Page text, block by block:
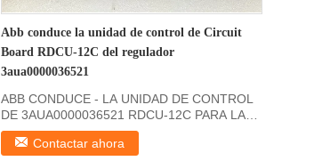
Abb conduce la unidad de control de Circuit
Board RDCU-12C del regulador
3aua0000036521
ABB CONDUCE - LA UNIDAD DE CONTROL
DE 3AUA0000036521 RDCU-12C PARA LAS
IMPULSIONES DE ABB ACS800 ...
Contactar ahora